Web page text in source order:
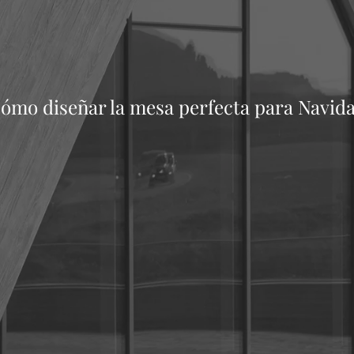
diseñar la mesa perfecta para